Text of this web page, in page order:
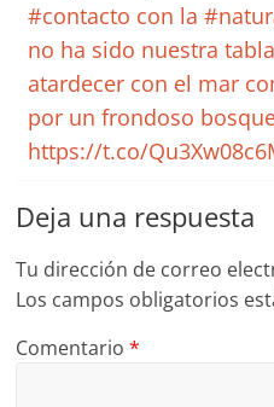
#contacto con la
no ha sido nuestra
atardecer con el mar
por un frondoso
https://t.co/
Deja una respuesta
Tu dirección de correo
Los campos obligatorios
Comentario*